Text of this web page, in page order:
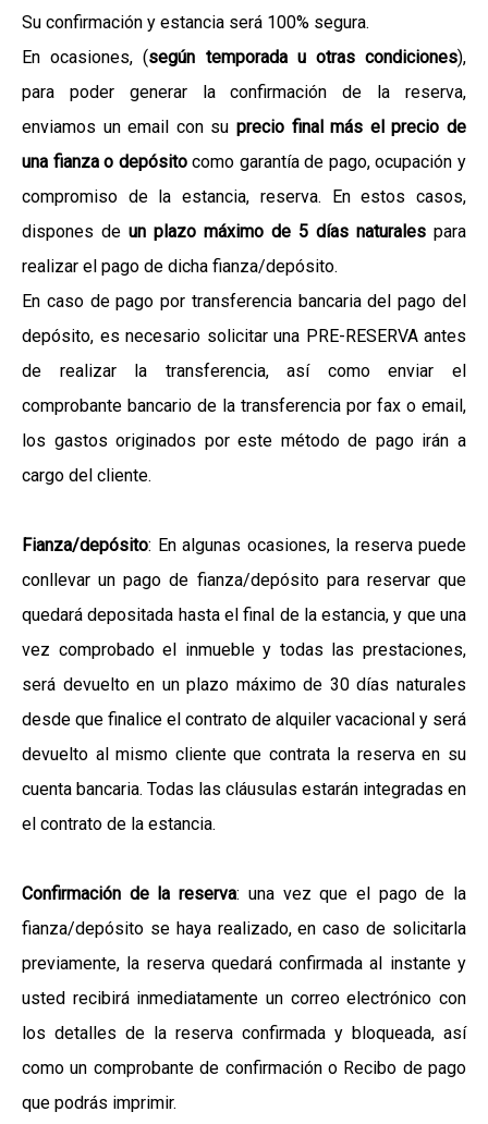
Su confirmación y estancia será 100% segura.
En ocasiones, (según temporada u otras condiciones),
para poder generar la confirmación de la reserva,
enviamos un email con su precio final más el precio de
una fianza o depósitocomo garantía de pago, ocupación y
compromiso de la estancia, reserva. En estos casos,
dispones de un plazo máximo de 5 días naturales para
realizar el pago de dicha fianza/depósito.
En caso de pago por transferencia bancaria del pago del
depósito, es necesario solicitar una PRE-RESERVA antes
de realizar la transferencia, así como enviar el
comprobante bancario de la transferencia por fax o email,
los gastos originados por este método de pago irán a
cargo del cliente.
Fianza/depósito: En algunas ocasiones, la reserva puede
conllevar un pago de fianza/depósito para reservar que
quedará depositada hasta el final de la estancia, y que una
vez comprobado el inmueble y todas las prestaciones,
será devuelto en un plazo máximo de 30 días naturales
desde que finalice el contrato de alquiler vacacional y será
devuelto al mismo cliente que contrata la reserva en su
cuenta bancaria. Todas las cláusulas estarán integradas en
el contrato de la estancia.
Confirmación de la reserva: una vez que el pago de la
fianza/depósito se haya realizado, en caso de solicitarla
previamente, la reserva quedará confirmada al instante y
usted recibirá inmediatamente un correo electrónico con
los detalles de la reserva confirmada y bloqueada, así
como un comprobante de confirmación o Recibo de pago
que podrás imprimir.